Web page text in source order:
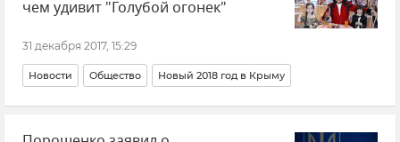
чем удивит "Голубой огонек"
31 декабря 2017, 15:29
Новости Общество Новый 2018 год в Крыму